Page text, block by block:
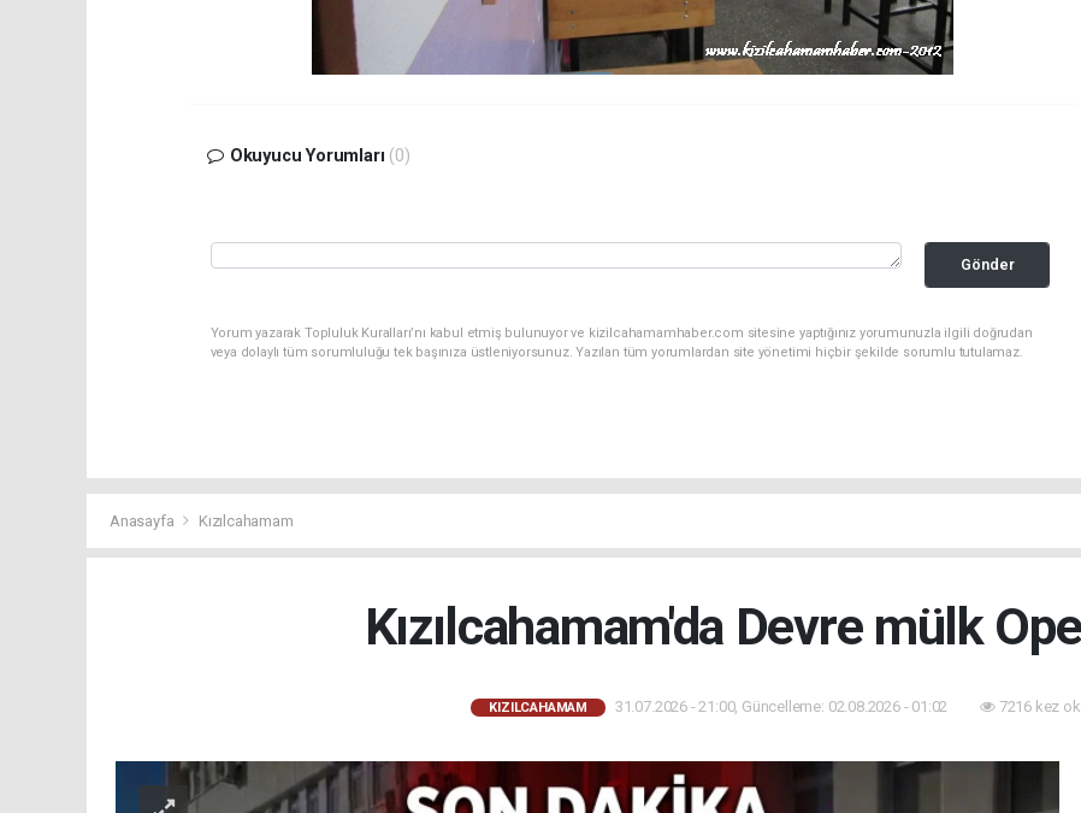
Okuyucu Yorumları (0)
Gönder
Yorum yazarak Topluluk Kuralları’nı kabul etmiş bulunuyor ve kizilcahamamhaber.com sitesine yaptığınız yorumunuzla ilgili doğrudan
veya dolaylı tüm sorumluluğu tek başınıza üstleniyorsunuz. Yazılan tüm yorumlardan site yönetimi hiçbir şekilde sorumlu tutulamaz.
Anasayfa Kızılcahamam
Kızılcahamam'da Devre mülk
KIZILCAHAMAM 31.07.2026 - 21:00, Güncelleme: 02.08.2026 - 01:02 7216 kez